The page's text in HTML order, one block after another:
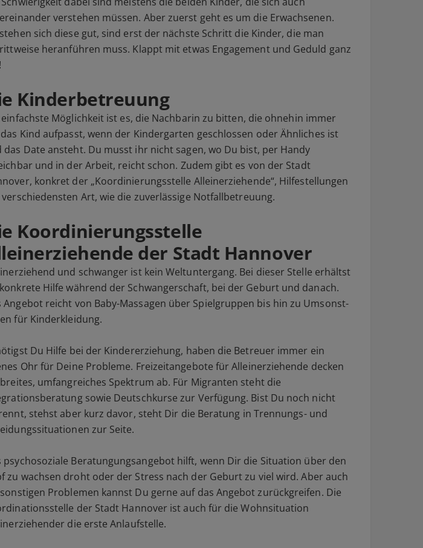
verstehen müssen. Aber zuerst geht es um die Erwachsenen.
sich diese gut, sind erst der nächste Schritt die Kinder, die man
heranführen muss. Klappt mit etwas Engagement und Geduld ganz
Kinderbetreuung
einfachste Möglichkeit ist es, die Nachbarin zu bitten, die ohnehin immer
Kind aufpasst, wenn der Kindergarten geschlossen oder Ähnliches ist
das Date ansteht. Du musst ihr nicht sagen, wo Du bist, per Handy
und in der Arbeit, reicht schon. Zudem gibt es von der Stadt
konkret der „Koordinierungsstelle Alleinerziehende“, Hilfestellungen
Art, wie die zuverlässige Notfallbetreuung.
Koordinierungsstelle
der Stadt Hannover
und schwanger ist kein Weltuntergang. Bei dieser Stelle erhältst
Hilfe während der Schwangerschaft, bei der Geburt und danach.
Angebot reicht von Baby-Massagen über Spielgruppen bis hin zu Umsonst-
für Kinderkleidung.
Du Hilfe bei der Kindererziehung, haben die Betreuer immer ein
Ohr für Deine Probleme. Freizeitangebote für Alleinerziehende decken
umfangreiches Spektrum ab. Für Migranten steht die
sowie Deutschkurse zur Verfügung. Bist Du noch nicht
stehst aber kurz davor, steht Dir die Beratung in Trennungs- und
zur Seite.
psychosoziale Beratungungsangebot hilft, wenn Dir die Situation über den
zu wachsen droht oder der Stress nach der Geburt zu viel wird. Aber auch
Problemen kannst Du gerne auf das Angebot zurückgreifen. Die
der Stadt Hannover ist auch für die Wohnsituation
die erste Anlaufstelle.